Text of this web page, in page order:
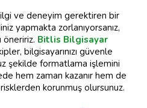
ve deneyim gerektiren bir
yapmakta zorlanıyorsanız,
öneririz. Bitlis Bilgisayar
bilgisayarınızı güvenle
şekilde formatlama işlemini
hem zaman kazanır hem de
korunmuş olursunuz.